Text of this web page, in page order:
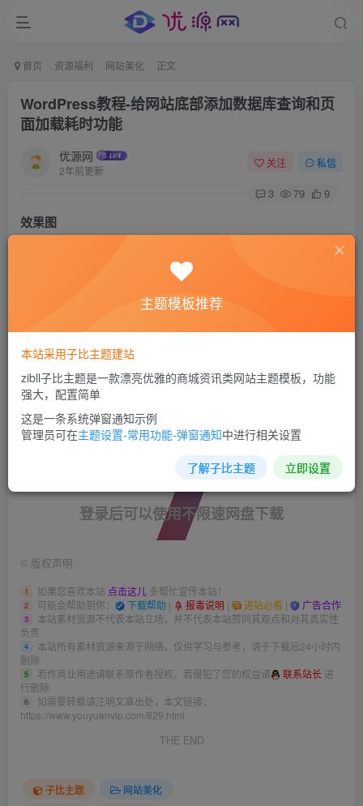
首页 资源福利 网站美化 正文
WordPress教程-给网站底部添加数据库查询和页
面加载耗时功能
优源网
2年前更新
关注 私信
3 79 9
效果图
1、在 zibll 主题目录下，
部添加下面添加下面的代码：
此处内容已隐藏，请评论后刷新页面查看.
登录后可以使用不限速网盘下载
© 版权声明
1 如果您喜欢本站 点击这儿 多帮忙宣传本站！
2 可能会帮助到你： 下载帮助 | 报毒说明 | 进站必看 | 广告合作
3
本站素材资源不代表本站立场，并不代表本站赞同其观点和对其真实性
负责
4
本站所有素材资源来源于网络，仅供学习与参考，请于下载后24小时内
删除
5 若作商业用途请联系原作者授权，若侵犯了您的权益请 联系站长 进
行删除
6
如需要转载请注明文章出处，本文链接：
https://www.youyuanvip.com/829.html
THE END
子比主题
网站美化
主题模板推荐
本站采用子比主题建站
zibll子比主题是一款漂亮优雅的商城资讯类网站主题模板，功能
强大，配置简单
这是一条系统弹窗通知示例
管理员可在主题设置-常用功能-弹窗通知中进行相关设置
了解子比主题 立即设置